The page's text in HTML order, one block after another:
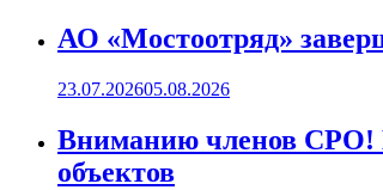
АО «Мостоотряд»
23.07.202605.08.2026
Вниманию членов СРО!
объектов